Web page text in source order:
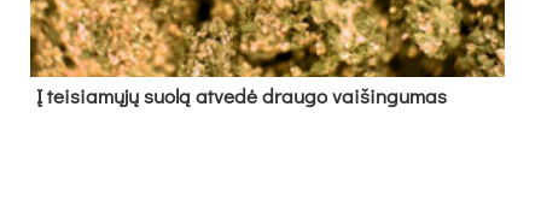
Į tei­sia­mų­jų suo­lą at­ve­dė drau­go vai­šin­gu­mas